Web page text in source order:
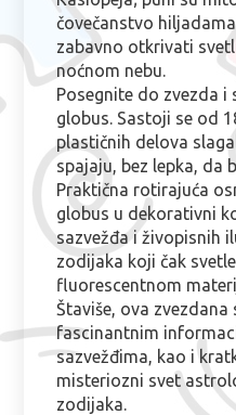
čovečanstvo
zabavno otkrivati
noćnom nebu.
Posegnite do zvezda i
globus. Sastoji se od
plastičnih delova
spajaju, bez lepka, da
Praktična rotirajuća
globus u dekorativni
sazvežđa i živopisnih
zodijaka koji čak
fluorescentnom
Štaviše, ova
fascinantnim
sazvežđima, kao i
misteriozni svet
zodijaka.